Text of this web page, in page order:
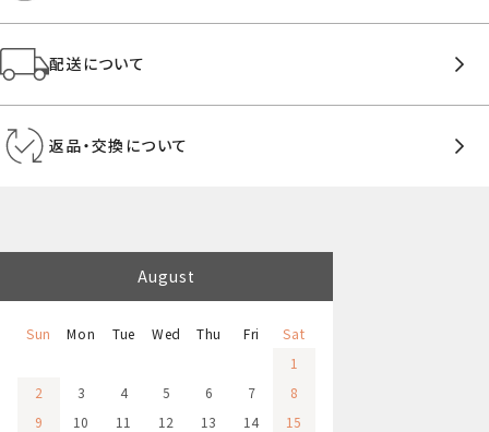
配送について
返品・交換について
August
Sun Mon Tue Wed Thu Fri
Sat
1
2
3 4 5 6 7
8
9
10 11 12 13 14
15